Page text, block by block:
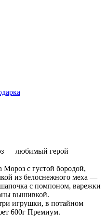
— любимый герой
с густой бородой,
из белоснежного меха —
с помпоном, варежки
вышивкой.
игрушки, в потайном
600г Премиум.